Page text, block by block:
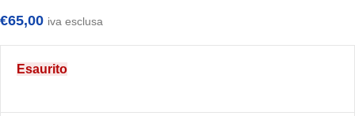
€65,00 iva esclusa
Esaurito